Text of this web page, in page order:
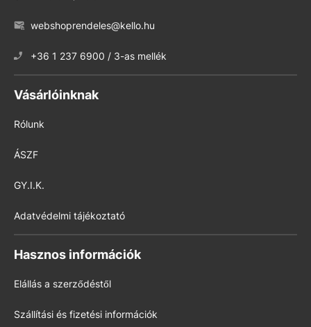
webshoprendeles@kello.hu
+36 1 237 6900 / 3-as mellék
Vásárlóinknak
Rólunk
ÁSZF
GY.I.K.
Adatvédelmi tájékoztató
Hasznos információk
Elállás a szerződéstől
Szállítási és fizetési információk